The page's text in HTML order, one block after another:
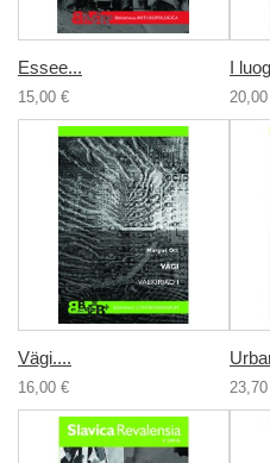
Essee...
15,00 €
I
Vägi....
16,00 €